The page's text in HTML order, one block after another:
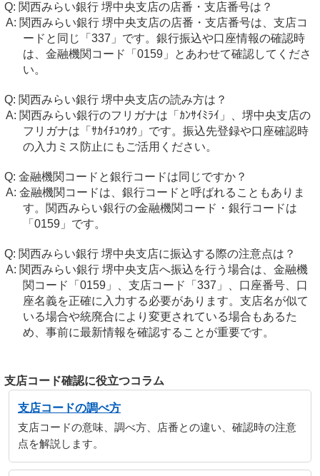
関西みらい銀行 堺中央支店の店番・支店番号は？
関西みらい銀行 堺中央支店の店番・支店番号は、支店コ
ードと同じ「337」です。銀行振込や口座情報の確認時
は、金融機関コード「0159」とあわせて確認してくださ
い。
関西みらい銀行 堺中央支店の読み方は？
関西みらい銀行のフリガナは「ｶﾝｻｲﾐﾗｲ」、堺中央支店の
フリガナは「ｻｶｲﾁﾕｳｵｳ」です。振込先登録や口座確認時
の入力ミス防止にもご活用ください。
金融機関コードと銀行コードは同じですか？
金融機関コードは、銀行コードと呼ばれることもありま
す。関西みらい銀行の金融機関コード・銀行コードは
「0159」です。
関西みらい銀行 堺中央支店に振込する際の注意点は？
関西みらい銀行 堺中央支店へ振込を行う場合は、金融機
関コード「0159」、支店コード「337」、口座番号、口
座名義を正確に入力する必要があります。支店名が似て
いる場合や統廃合により変更されている場合もあるた
め、事前に最新情報を確認することが重要です。
支店コード確認に役立つコラム
支店コードの調べ方
支店コードの意味、調べ方、店番との違い、確認時の注意
点を解説します。